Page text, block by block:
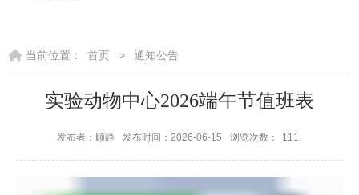
当前位置： 首页 > 通知公告
实验动物中心2026端午节值班表
发布者：顾静 发布时间：2026-06-15 浏览次数： 111